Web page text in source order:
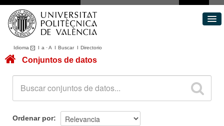
Idioma I a ·A I BuscarI Directorio
Conjuntos de datos
Acerca de
Portal de Transparencia
Conjuntos de datos
Ordenar por